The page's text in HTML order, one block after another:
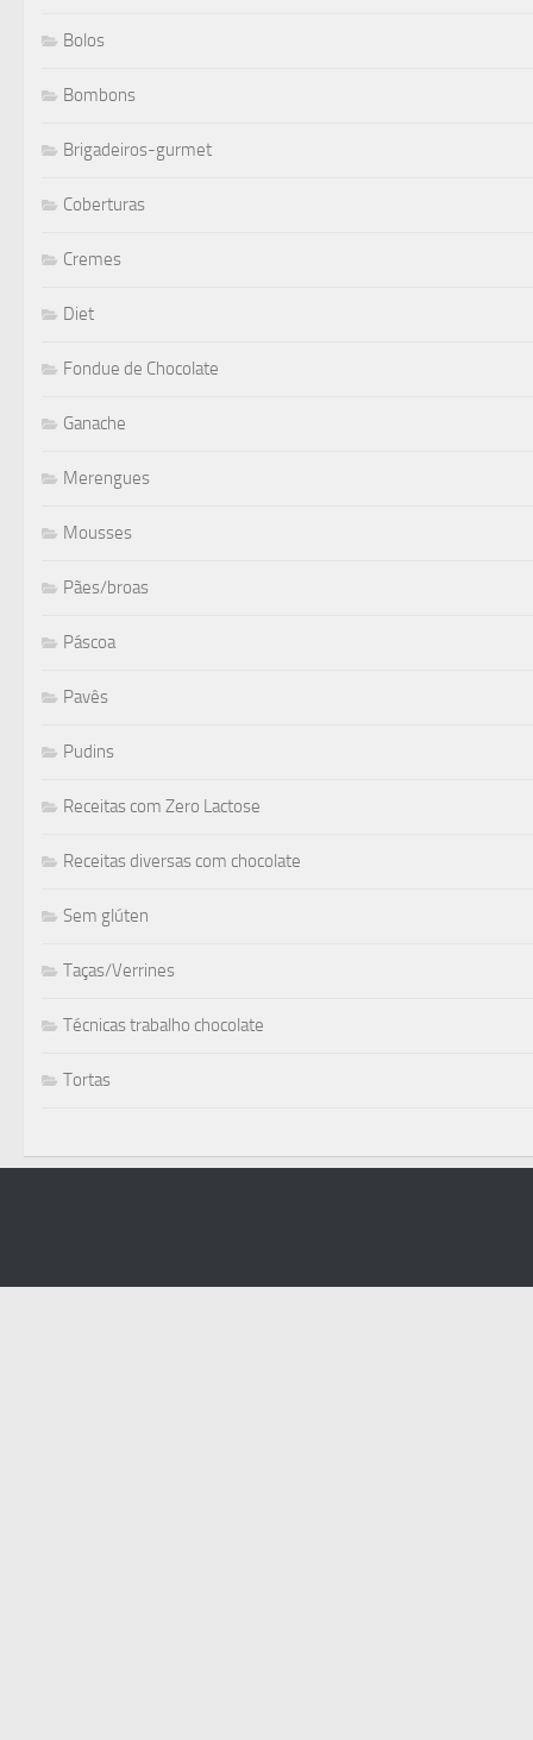
Bolos
Bombons
Brigadeiros-gurmet
Coberturas
Cremes
Diet
Fondue de Chocolate
Ganache
Merengues
Mousses
Pães/broas
Páscoa
Pavês
Pudins
Receitas com Zero Lactose
Receitas diversas com chocolate
Sem glúten
Taças/Verrines
Técnicas trabalho chocolate
Tortas